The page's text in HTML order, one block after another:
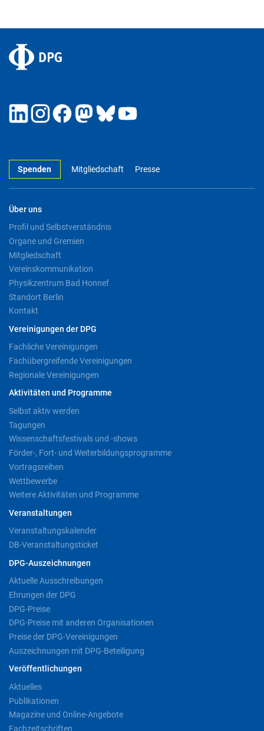
Spenden Mitgliedschaft Presse
Über uns
Profil und Selbstverständnis
Organe und Gremien
Mitgliedschaft
Vereinskommunikation
Physikzentrum Bad Honnef
Standort Berlin
Kontakt
Vereinigungen der DPG
Fachliche Vereinigungen
Fachübergreifende Vereinigungen
Regionale Vereinigungen
Aktivitäten und Programme
Selbst aktiv werden
Tagungen
Wissenschaftsfestivals und -shows
Förder-, Fort- und Weiterbildungsprogramme
Vortragsreihen
Wettbewerbe
Weitere Aktivitäten und Programme
Veranstaltungen
Veranstaltungskalender
DB-Veranstaltungsticket
DPG-Auszeichnungen
Aktuelle Ausschreibungen
Ehrungen der DPG
DPG-Preise
DPG-Preise mit anderen Organisationen
Preise der DPG-Vereinigungen
Auszeichnungen mit DPG-Beteiligung
Veröffentlichungen
Aktuelles
Publikationen
Magazine und Online-Angebote
Fachzeitschriften